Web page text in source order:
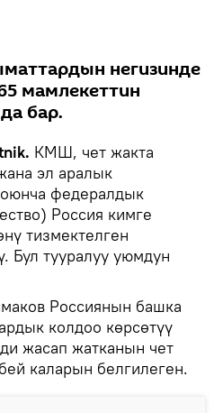
негизинде
мамлекеттин
бар.
КМШ, чет жакта
эл аралык
федералдык
Россия кимге
тизмектелген
Бул тууралуу уюмдун
Россиянын башка
колдоо көрсөтүү
жасап жатканын чет
каларын белгилеген.